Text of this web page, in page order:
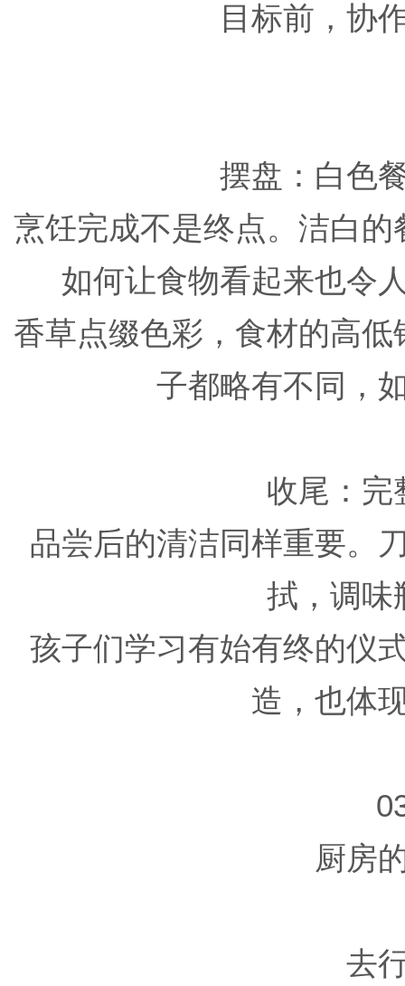
目标前，协
摆盘：白色
烹饪完成不是终点。洁白
如何让食物看起来也令
香草点缀色彩，食材的高
子都略有不同，
收尾：完
品尝后的清洁同样重要。
拭，调味
孩子们学习有始有终的
造，也体
厨房
去